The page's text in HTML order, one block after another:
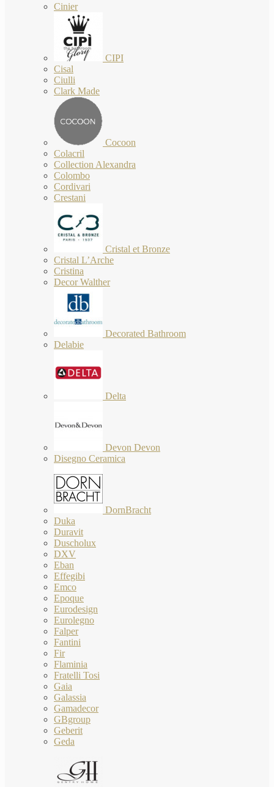
Cinier
CIPI
Cisal
Ciulli
Clark Made
Cocoon
Colacril
Collection Alexandra
Colombo
Cordivari
Crestani
Cristal et Bronze
Cristal L’Arche
Cristina
Decor Walther
Decorated Bathroom
Delabie
Delta
Devon Devon
Disegno Ceramica
DornBracht
Duka
Duravit
Duscholux
DXV
Eban
Effegibi
Emco
Epoque
Eurodesign
Eurolegno
Falper
Fantini
Fir
Flaminia
Fratelli Tosi
Gaia
Galassia
Gamadecor
GBgroup
Geberit
Geda